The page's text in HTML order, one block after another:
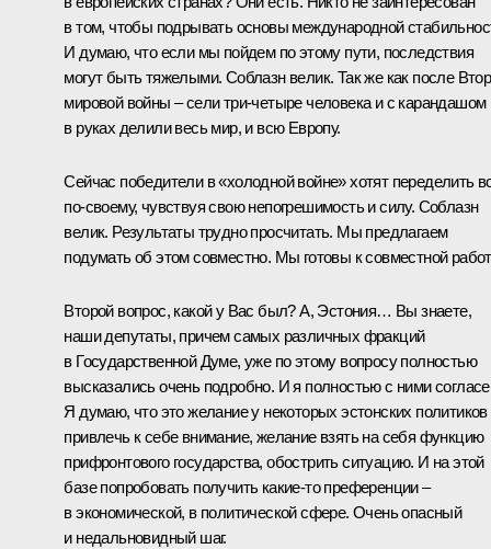
в том, чтобы подрывать основы международной
И думаю, что если мы пойдем по этому пути, последствия
могут быть тяжелыми. Соблазн велик. Так же как после
мировой войны – сели три-четыре человека и с карандашом
в руках делили весь мир, и всю Европу.
Сейчас победители в «холодной войне» хотят переделить
по‑своему, чувствуя свою непогрешимость и силу. Соблазн
велик. Результаты трудно просчитать. Мы предлагаем
подумать об этом совместно. Мы готовы к совместной
Второй вопрос, какой у Вас был? А, Эстония… Вы знаете,
наши депутаты, причем самых различных фракций
в Государственной Думе, уже по этому вопросу полностью
высказались очень подробно. И я полностью с ними
Я думаю, что это желание у некоторых эстонских политиков
привлечь к себе внимание, желание взять на себя функцию
прифронтового государства, обострить ситуацию. И на этой
базе попробовать получить какие‑то преференции –
в экономической, в политической сфере. Очень опасный
и недальновидный шаг.